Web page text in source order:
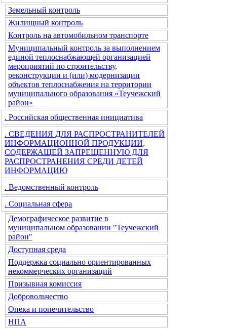
Земельный контроль
Жилищный контроль
Контроль на автомобильном транспорте
Муниципальный контроль за выполнением
единой теплоснабжающей организацией
мероприятий по строительству,
реконструкции и (или) модернизации
объектов теплоснабжения на территории
муниципального образования «Теучежский
район»
. Российская общественная инициатива
. СВЕДЕНИЯ ДЛЯ РАСПРОСТРАНИТЕЛЕЙ
ИНФОРМАЦИОННОЙ ПРОДУКЦИИ,
СОДЕРЖАЩЕЙ ЗАПРЕЩЕННУЮ ДЛЯ
РАСПРОСТРАНЕНИЯ СРЕДИ ДЕТЕЙ
ИНФОРМАЦИЮ
. Ведомственный контроль
. Социальная сфера
Демографическое развитие в
муниципальном образовании "Теучежский
район"
Доступная среда
Поддержка социально ориентированных
некоммерческих организаций
Призывная комиссия
Добровольчество
Опека и попечительство
НПА